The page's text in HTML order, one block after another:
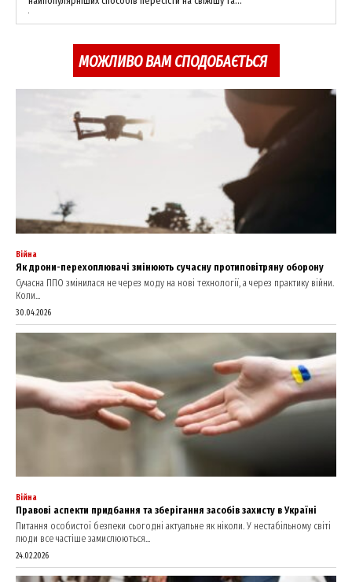
SUBSCRIBE NOW
Company
Contact us
My account
МОЖЛИВО ВАМ СПОДОБАЄТЬСЯ
Війна
Як дрони-перехоплювачі змінюють сучасну протиповітряну оборону
Сучасна ППО змінилася не через моду на нові технології, а через практику війни.
Коли...
30.04.2026
Війна
Правові аспекти придбання та зберігання засобів захисту в Україні
Питання особистої безпеки сьогодні актуальне як ніколи. У нестабільному світі
люди все частіше замислюються...
24.02.2026